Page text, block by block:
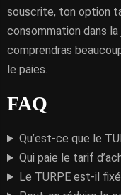
souscrite, ton option
consommation dans
comprendras
le paies.
FAQ
Qu’est-ce que le
Qui paie le tarif
Le TURPE est-il